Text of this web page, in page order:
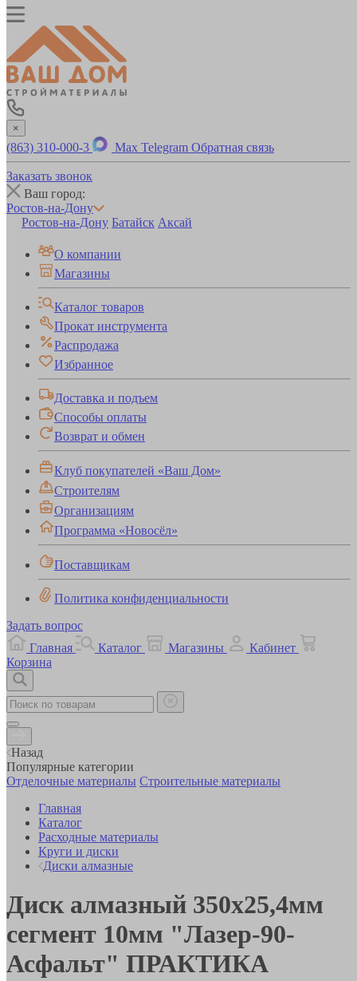
×
(863) 310-000-3 Max Telegram Обратная связь
Заказать звонок
Ваш город:
Ростов-на-Дону
Ростов-на-Дону Батайск Аксай
О компании
Магазины
Каталог товаров
Прокат инструмента
Распродажа
Избранное
Доставка и подъем
Способы оплаты
Возврат и обмен
Клуб покупателей «Ваш Дом»
Строителям
Организациям
Программа «Новосёл»
Поставщикам
Политика конфиденциальности
Задать вопрос
Главная
Каталог Магазины
Кабинет
Корзина
Назад
Популярные категории
Отделочные материалы Строительные материалы
Главная
Каталог
Расходные материалы
Круги и диски
Диски алмазные
Диск алмазный 350х25,4мм
сегмент 10мм "Лазер-90-
Асфальт" ПРАКТИКА